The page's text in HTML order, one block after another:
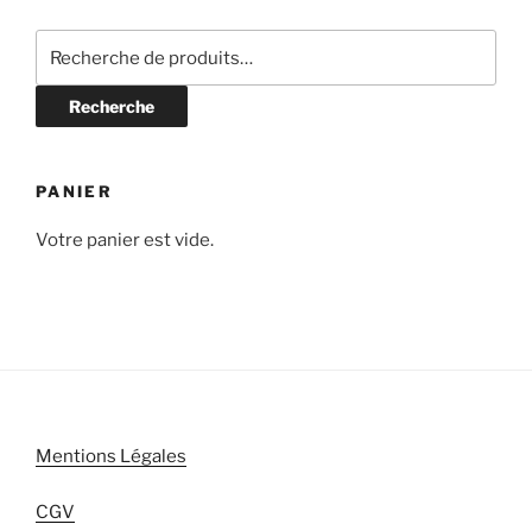
pour :
Recherche
PANIER
Votre panier est vide.
Mentions Légales
CGV